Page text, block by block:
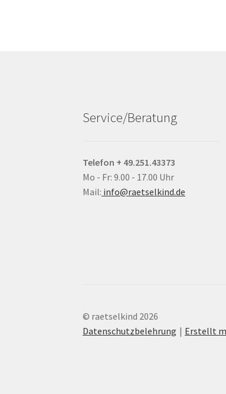
Service/Beratung
Telefon + 49.251.43373
Mo - Fr: 9.00 - 17.00 Uhr
Mail: info@raetselkind.de
© raetselkind 2026
Datenschutzbelehrung
Erstellt